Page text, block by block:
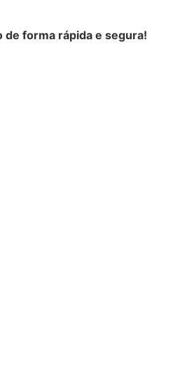
forma rápida e segura!